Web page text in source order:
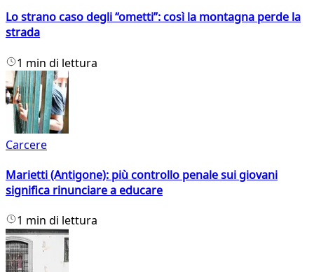
Lo strano caso degli “ometti”: così la montagna perde la
strada
1 min di lettura
Carcere
Marietti (Antigone): più controllo penale sui giovani
significa rinunciare a educare
1 min di lettura